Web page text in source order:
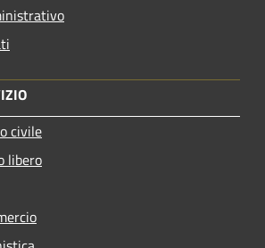
civile
libero